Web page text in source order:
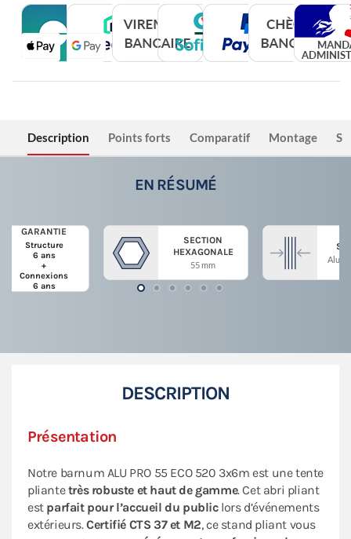
Description Points forts Comparatif Montage
EN RÉSUMÉ
GARANTIE
Structure
6 ans
+
Connexions
6 ans
SECTION
HEXAGONALE
55 mm
DESCRIPTION
Présentation
Notre barnum ALU PRO 55 ECO 520 3x6m est une tente
pliantetrès robuste et haut de gamme. Cet abri pliant
estparfait pour l’accueil du publiclors d’événements
extérieurs.Certifié CTS 37 et M2, ce stand pliant vous